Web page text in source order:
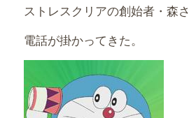
ストレスクリアの創始者・森
電話が掛かってきた。